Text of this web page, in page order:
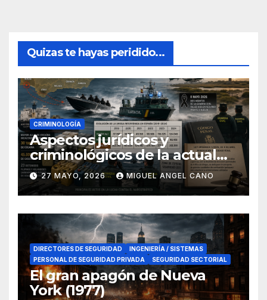
Quizas te hayas peridido...
CRIMINOLOGÍA
Aspectos jurídicos y
criminológicos de la actual
lucha contra el narcotráfico
en el sur de España
27 MAYO, 2026 MIGUEL ANGEL CANO
DIRECTORES DE SEGURIDAD
INGENIERÍA / SISTEMAS
PERSONAL DE SEGURIDAD PRIVADA
SEGURIDAD SECTORIAL
El gran apagón de Nueva
York (1977)